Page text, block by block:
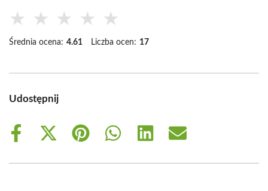
★ ★ ★ ★ ★
Średnia ocena: 4.61 Liczba ocen: 17
Udostępnij
Share
Share
(Twitter)
Share
Share
Share
Share